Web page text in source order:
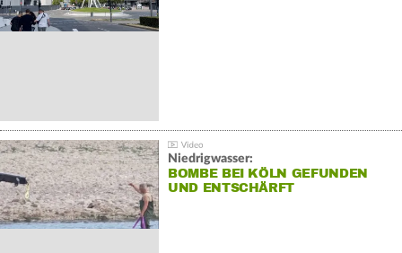
Niedrigwasser:
BOMBE BEI KÖLN GEFUNDEN
UND ENTSCHÄRFT